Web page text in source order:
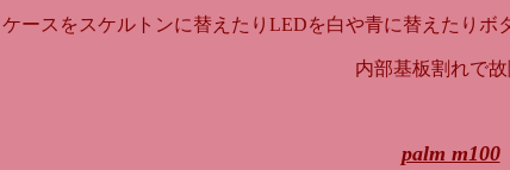
ケースをスケルトンに替えたりLEDを白や青に替えたりボ
内部基板割れで故
palm m100